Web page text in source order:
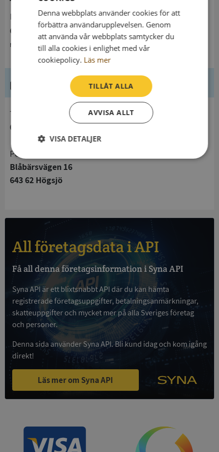
Resultat
6 kSEK
Minskning från 2024 till 2025 med 99,7%
Kontaktuppgifter
015145455
Postadress
Blåbärsvägen 16
643 62 Högsjö
All företagsdata i API
Få all denna företagsinformation i Syna API
Syna API är ett blixtsnabbt API där du kan hämta
registrerade företagsuppgifter, betalningsanmärkningar,
skatteuppgifter och mycket mer på alla Sveriges företag
och personer.
Denna sida använder Syna API. Bli kund idag och kom igång
direkt!
Läs mer om Syna API
Denna webbplats använder cookies för att
förbättra användarupplevelsen. Genom
att använda vår webbplats samtycker du
till alla cookies i enlighet med vår
cookiepolicy. Läs mer
TILLÅT ALLA
AVVISA ALLT
VISA DETALJER
Strikt
nödvändigt
Prestanda Inriktning
Strikt nödvändigt Prestanda
Inriktning
Funktioner
Oklassificerade
Strikt nödvändiga kakor tillåter
kärnwebbplatsfunktioner som användarinloggning
och kontohantering. Webbplatsen kan inte
användas ordentligt utan strikt nödvändiga cookies.
Namn
Leverantör/
Domän
Corporation
de.syna.se